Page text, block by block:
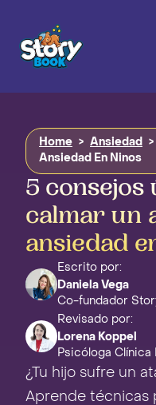
Home > Ansiedad >
Ansiedad En Ninos
5 consejos
calmar un
ansiedad
Escrito por:
Daniela Vega
Co-fundador
Revisado por:
Lorena Koppel
Psicóloga Clínica
¿Tu hijo sufre un
Aprende técnicas